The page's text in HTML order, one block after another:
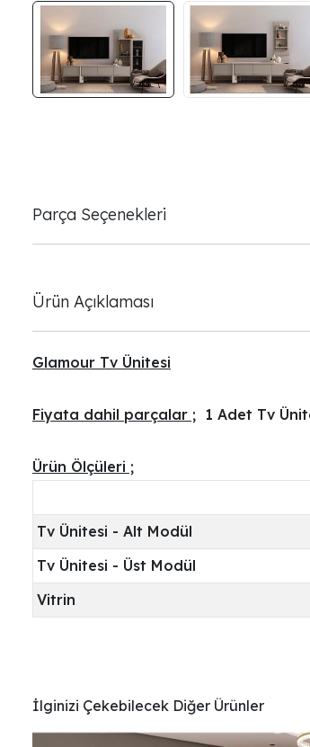
Parça Seçenekleri
Ürün Açıklaması
Glamour Tv Ünitesi
Fiyata dahil parçalar ; 1 Adet Tv
Ürün Ölçüleri ;
Tv Ünitesi - Alt Modül
Tv Ünitesi - Üst Modül
Vitrin
İlginizi Çekebilecek Diğer Ürünler